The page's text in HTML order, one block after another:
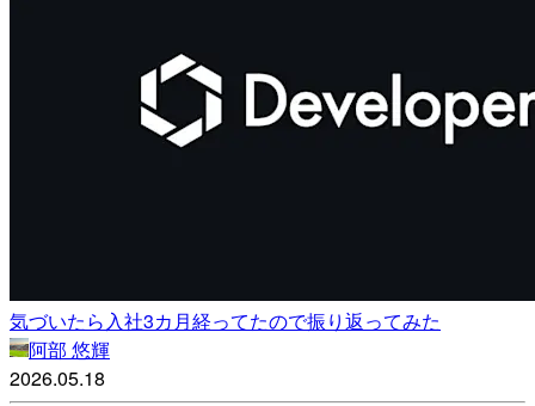
気づいたら入社3カ月経ってたので振り返ってみた
阿部 悠輝
2026.05.18